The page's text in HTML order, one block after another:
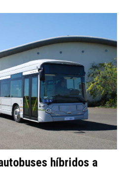
híbridos a